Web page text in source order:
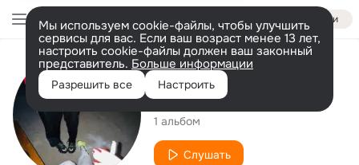
Войти
Мы используем cookie-файлы, чтобы улучшить
сервисы для вас. Если ваш возраст менее 13 лет,
настроить cookie-файлы должен ваш законный
представитель. Больше информации
Разрешить все Настроить
Исполнитель
p3yotte
1 альбом
Слушать